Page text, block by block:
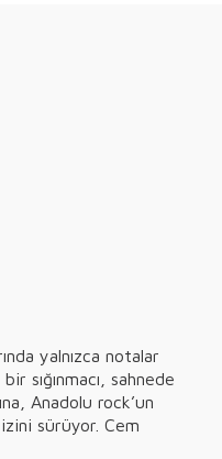
yalnızca notalar
sığınmacı, sahnede
Anadolu rock’un
sürüyor. Cem